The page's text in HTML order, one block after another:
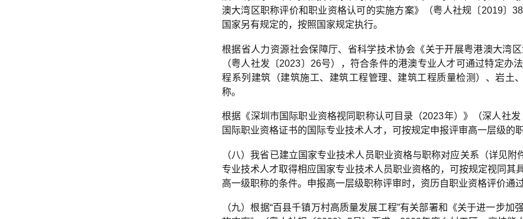
澳大湾区职称评价和职业资格认可的实施方案》（粤人社规〔2019〕
国家另有规定的，按照国家规定执行。
根据省人力资源社会保障厅、省科学技术协会《关于开展粤港澳大湾
（粤人社发〔2023〕26号），符合条件的港澳专业人才可通过特定办
程系列建筑（建筑施工、建筑工程管理、建筑工程质量检测）、岩土
称。
根据《深圳市国际职业资格视同职称认可目录（2023年）》（深人社
国际职业资格证书的国际专业技术人才，可按规定申报评审高一层级的
（八）我省已建立国家专业技术人员职业资格与职称对应关系（详见附
专业技术人才取得相应国家专业技术人员职业资格的，可按规定视同其
高一级职称的条件。申报高一层级职称评审时，资历自职业资格评价通
（九）根据“百县千镇万村高质量发展工程”有关部署和《关于进一步